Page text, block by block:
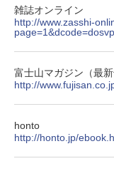
雑誌オンライン
http://www.zasshi-
富士山マガジン（最新
http://
honto
http://honto.jp/